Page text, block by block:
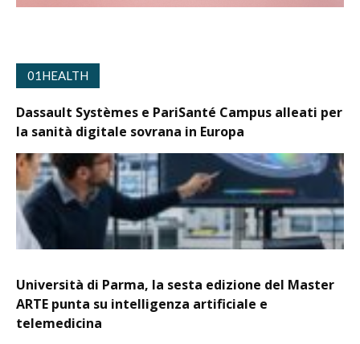
01HEALTH
Dassault Systèmes e PariSanté Campus alleati per
la sanità digitale sovrana in Europa
Università di Parma, la sesta edizione del Master
ARTE punta su intelligenza artificiale e
telemedicina